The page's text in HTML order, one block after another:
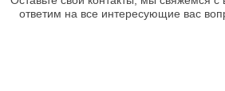
ответим на все интересующие вас